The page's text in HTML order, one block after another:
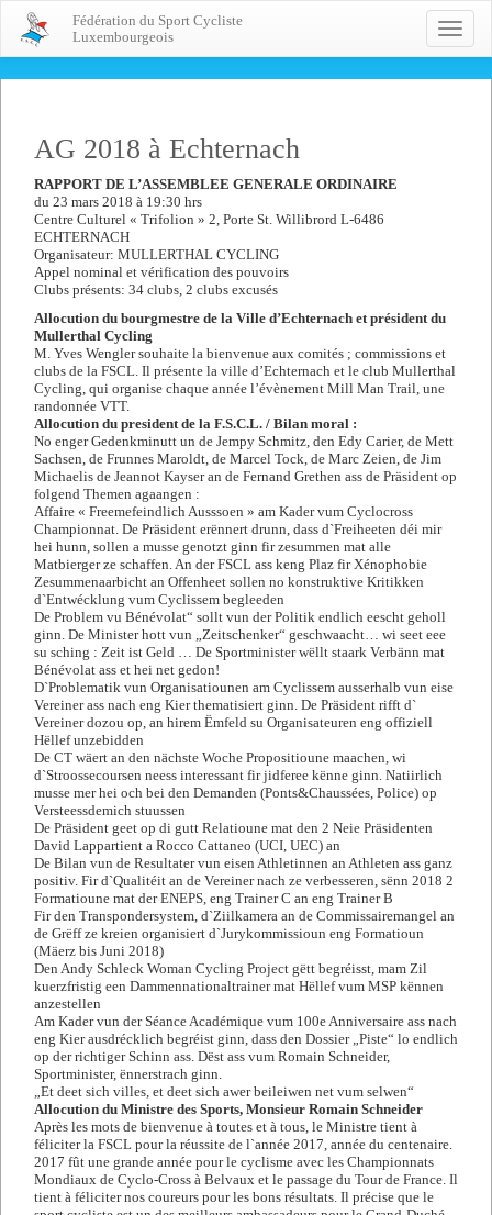
Toggle
Fédération du Sport Cycliste
Luxembourgeois
AG 2018 à Echternach
RAPPORT DE L’ASSEMBLEE GENERALE ORDINAIRE
du 23 mars 2018 à 19:30 hrs
Centre Culturel « Trifolion » 2, Porte St. Willibrord L-6486
ECHTERNACH
Organisateur: MULLERTHAL CYCLING
Appel nominal et vérification des pouvoirs
Clubs présents: 34 clubs, 2 clubs excusés
Allocution du bourgmestre de la Ville d’Echternach et président du
Mullerthal Cycling
M. Yves Wengler souhaite la bienvenue aux comités ; commissions et
clubs de la FSCL. Il présente la ville d’Echternach et le club Mullerthal
Cycling, qui organise chaque année l’évènement Mill Man Trail, une
randonnée VTT.
Allocution du president de la F.S.C.L. / Bilan moral :
No enger Gedenkminutt un de Jempy Schmitz, den Edy Carier, de Mett
Sachsen, de Frunnes Maroldt, de Marcel Tock, de Marc Zeien, de Jim
Michaelis de Jeannot Kayser an de Fernand Grethen ass de Präsident op
folgend Themen agaangen :
Affaire « Freemefeindlich Ausssoen » am Kader vum Cyclocross
Championnat. De Präsident erënnert drunn, dass d`Freiheeten déi mir
hei hunn, sollen a musse genotzt ginn fir zesummen mat alle
Matbierger ze schaffen. An der FSCL ass keng Plaz fir Xénophobie
Zesummenaarbicht an Offenheet sollen no konstruktive Kritikken
d`Entwécklung vum Cyclissem begleeden
De Problem vu Bénévolat“ sollt vun der Politik endlich eescht geholl
ginn. De Minister hott vun „Zeitschenker“ geschwaacht… wi seet eee
su sching : Zeit ist Geld … De Sportminister wëllt staark Verbänn mat
Bénévolat ass et hei net gedon!
D`Problematik vun Organisatiounen am Cyclissem ausserhalb vun eise
Vereiner ass nach eng Kier thematisiert ginn. De Präsident rifft d`
Vereiner dozou op, an hirem Ëmfeld su Organisateuren eng offiziell
Hëllef unzebidden
De CT wäert an den nächste Woche Propositioune maachen, wi
d`Stroossecoursen neess interessant fir jidferee kënne ginn. Natiirlich
musse mer hei och bei den Demanden (Ponts&Chaussées, Police) op
Versteessdemich stuussen
De Präsident geet op di gutt Relatioune mat den 2 Neie Präsidenten
David Lappartient a Rocco Cattaneo (UCI, UEC) an
De Bilan vun de Resultater vun eisen Athletinnen an Athleten ass ganz
positiv. Fir d`Qualitéit an de Vereiner nach ze verbesseren, sënn 2018 2
Formatioune mat der ENEPS, eng Trainer C an eng Trainer B
Fir den Transpondersystem, d`Ziilkamera an de Commissairemangel an
de Grëff ze kreien organisiert d`Jurykommissioun eng Formatioun
(Mäerz bis Juni 2018)
Den Andy Schleck Woman Cycling Project gëtt begréisst, mam Zil
kuerzfristig een Dammennationaltrainer mat Hëllef vum MSP kënnen
anzestellen
Am Kader vun der Séance Académique vum 100e Anniversaire ass nach
eng Kier ausdrécklich begréist ginn, dass den Dossier „Piste“ lo endlich
op der richtiger Schinn ass. Dëst ass vum Romain Schneider,
Sportminister, ënnerstrach ginn.
„Et deet sich villes, et deet sich awer beileiwen net vum selwen“
Allocution du Ministre des Sports, Monsieur Romain Schneider
Après les mots de bienvenue à toutes et à tous, le Ministre tient à
féliciter la FSCL pour la réussite de l`année 2017, année du centenaire.
2017 fût une grande année pour le cyclisme avec les Championnats
Mondiaux de Cyclo-Cross à Belvaux et le passage du Tour de France. Il
tient à féliciter nos coureurs pour les bons résultats. Il précise que le